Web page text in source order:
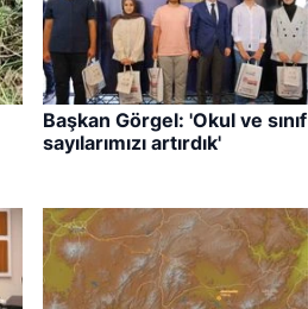
Başkan Görgel: 'Okul ve sınıf
sayılarımızı artırdık'